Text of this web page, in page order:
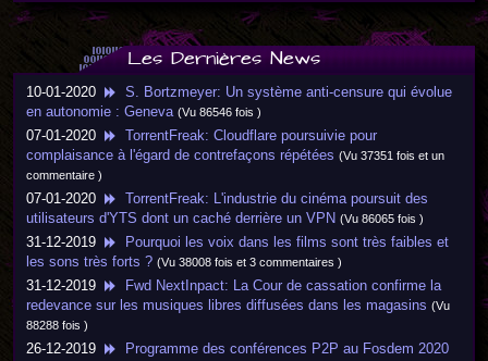
Les Dernières News
10-01-2020
S. Bortzmeyer: Un système anti-censure qui évolue
en autonomie : Geneva (Vu 86546 fois )
07-01-2020
TorrentFreak: Cloudflare poursuivie pour
complaisance à l'égard de contrefaçons répétées (Vu 37351 fois et un
commentaire )
07-01-2020
TorrentFreak: L'industrie du cinéma poursuit des
utilisateurs d'YTS dont un caché derrière un VPN (Vu 86065 fois )
31-12-2019
Pourquoi les voix dans les films sont très faibles et
les sons très forts ? (Vu 38008 fois et 3 commentaires )
31-12-2019
Fwd NextInpact: La Cour de cassation confirme la
redevance sur les musiques libres diffusées dans les magasins (Vu
88288 fois )
26-12-2019 Programme des conférences P2P au Fosdem 2020